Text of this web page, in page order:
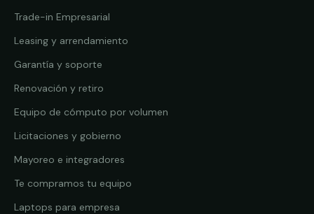
Trade-in Empresarial
Leasing y arrendamiento
Garantía y soporte
Renovación y retiro
Equipo de cómputo por volumen
Licitaciones y gobierno
Mayoreo e integradores
Te compramos tu equipo
Laptops para empresa